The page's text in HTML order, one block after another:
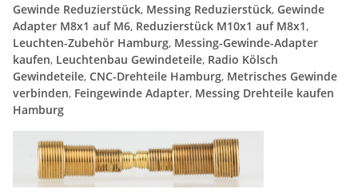
Gewinde Reduzierstück, Messing Reduzierstück, Gewinde
Adapter M8x1 auf M6, Reduzierstück M10x1 auf M8x1,
Leuchten-Zubehör Hamburg, Messing-Gewinde-Adapter
kaufen, Leuchtenbau Gewindeteile, Radio Kölsch
Gewindeteile, CNC-Drehteile Hamburg, Metrisches Gewinde
verbinden, Feingewinde Adapter, Messing Drehteile kaufen
Hamburg